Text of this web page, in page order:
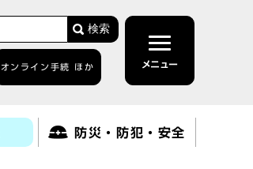
検索
オンライン手続 ほか メニュー
防災・防犯・安全